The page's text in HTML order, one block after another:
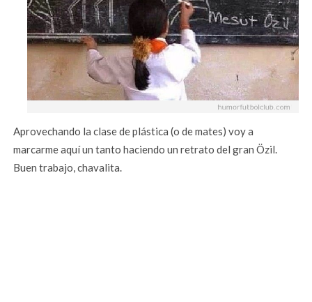
Aprovechando la clase de plástica (o de mates) voy a
marcarme aquí un tanto haciendo un retrato del gran Özil.
Buen trabajo, chavalita.